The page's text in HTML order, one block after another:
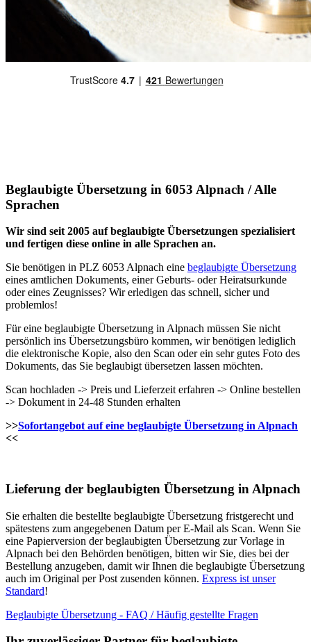
Beglaubigte Übersetzung in 6053 Alpnach / Alle
Sprachen
Wir sind seit 2005 auf beglaubigte Übersetzungen spezialisiert
und fertigen diese online in alle Sprachen an.
Sie benötigen in PLZ 6053 Alpnach eine beglaubigte Übersetzung
eines amtlichen Dokuments, einer Geburts- oder Heiratsurkunde
oder eines Zeugnisses? Wir erledigen das schnell, sicher und
problemlos!
Für eine beglaubigte Übersetzung in Alpnach müssen Sie nicht
persönlich ins Übersetzungsbüro kommen, wir benötigen lediglich
die elektronische Kopie, also den Scan oder ein sehr gutes Foto des
Dokuments, das Sie beglaubigt übersetzen lassen möchten.
Scan hochladen -> Preis und Lieferzeit erfahren -> Online bestellen
-> Dokument in 24-48 Stunden erhalten
>>Sofortangebot auf eine beglaubigte Übersetzung in Alpnach
<<
Lieferung der beglaubigten Übersetzung in Alpnach
Sie erhalten die bestellte beglaubigte Übersetzung fristgerecht und
spätestens zum angegebenen Datum per E-Mail als Scan. Wenn Sie
eine Papierversion der beglaubigten Übersetzung zur Vorlage in
Alpnach bei den Behörden benötigen, bitten wir Sie, dies bei der
Bestellung anzugeben, damit wir Ihnen die beglaubigte Übersetzung
auch im Original per Post zusenden können. Express ist unser
Standard!
Beglaubigte Übersetzung - FAQ / Häufig gestellte Fragen